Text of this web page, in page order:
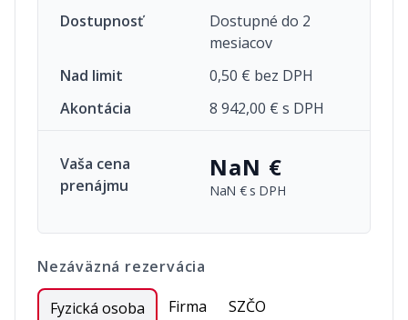
Dostupnosť
Dostupné do 2
mesiacov
Nad limit
0,50 € bez DPH
Akontácia
8 942,00 € s DPH
Vaša cena
prenájmu
NaN €
NaN €s DPH
Nezáväzná rezervácia
Fyzická osoba Firma SZČO